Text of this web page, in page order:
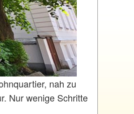
nah zu
Nur wenige Schritte